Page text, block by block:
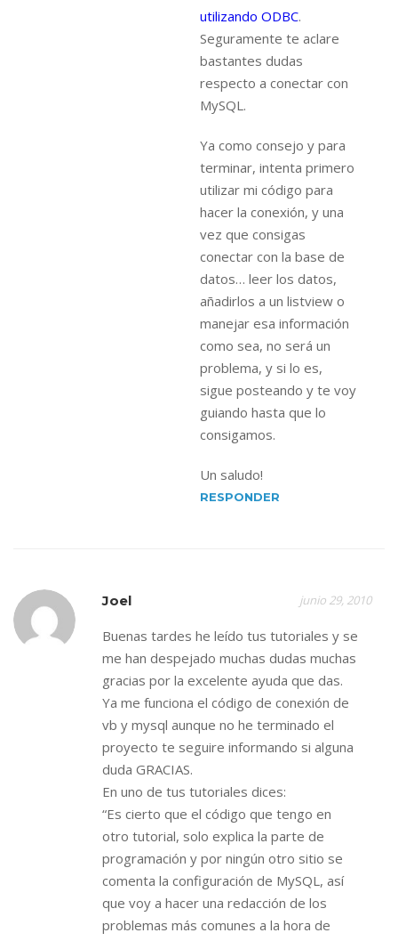
utilizando ODBC.
Seguramente te aclare
bastantes dudas
respecto a conectar con
MySQL.
Ya como consejo y para
terminar, intenta primero
utilizar mi código para
hacer la conexión, y una
vez que consigas
conectar con la base de
datos… leer los datos,
añadirlos a un listview o
manejar esa información
como sea, no será un
problema, y si lo es,
sigue posteando y te voy
guiando hasta que lo
consigamos.
Un saludo!
RESPONDER
Joel junio 29, 2010
Buenas tardes he leído tus tutoriales y se
me han despejado muchas dudas muchas
gracias por la excelente ayuda que das.
Ya me funciona el código de conexión de
vb y mysql aunque no he terminado el
proyecto te seguire informando si alguna
duda GRACIAS.
En uno de tus tutoriales dices:
“Es cierto que el código que tengo en
otro tutorial, solo explica la parte de
programación y por ningún otro sitio se
comenta la configuración de MySQL, así
que voy a hacer una redacción de los
problemas más comunes a la hora de